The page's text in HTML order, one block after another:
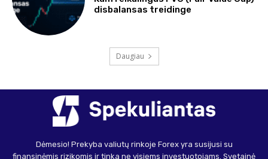
disbalansas treidinge
Daugiau
Dėmesio! Prekyba valiutų rinkoje Forex yra susijusi su
finansinėmis rizikomis ir tinka ne visiems investuotojams. Svetainė